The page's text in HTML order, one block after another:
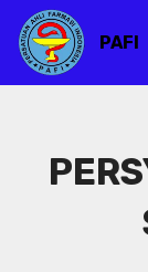
PAFI